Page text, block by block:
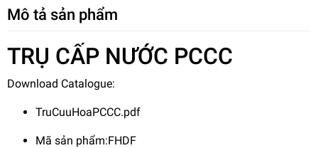
Mô tả sản phẩm
TRỤ CẤP NƯỚC PCCC
Download Catalogue:
TruCuuHoaPCCC.pdf
Mã sản phẩm:FHDF